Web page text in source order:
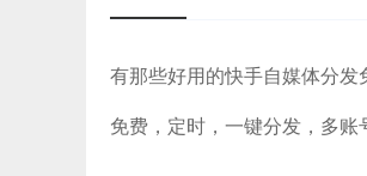
有那些好用的快手自媒体分发
免费，定时，一键分发，多账